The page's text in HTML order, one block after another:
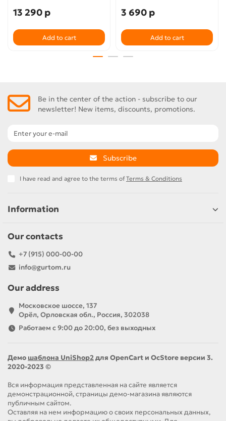
13 290 р
Add to cart
3 690 р
Add to cart
Be in the center of the action - subscribe to our
newsletter! New items, discounts, promotions.
Subscribe
I have read and agree to the terms ofTerms & Conditions
Information
Our contacts
+7 (915) 000-00-00
info@gurtom.ru
Our address
Московское шоссе, 137
Орёл, Орловская обл., Россия, 302038
Работаем с 9:00 до 20:00, без выходных
Демо шаблона UniShop2для OpenCart и OcStore версии 3.
2020-2023 ©
Вся информация представленная на сайте является
демонстрационной, страницы демо-магазина являются
публичным сайтом.
Оставляя на нем информацию о своих персональных данных,